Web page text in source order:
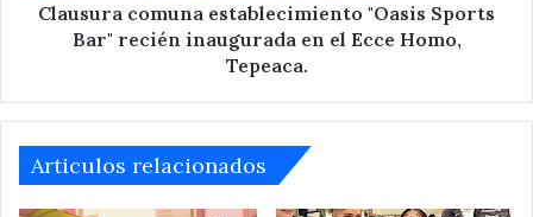
Clausura comuna establecimiento "Oasis Sports
Bar" recién inaugurada en el Ecce Homo,
Tepeaca.
Articulos relacionados